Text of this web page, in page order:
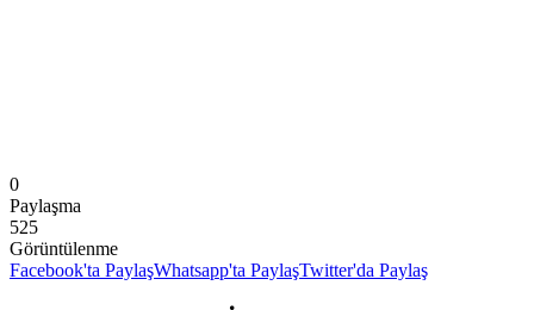
0
Paylaşma
525
Görüntülenme
Facebook'ta PaylaşWhatsapp'ta PaylaşTwitter'da Paylaş